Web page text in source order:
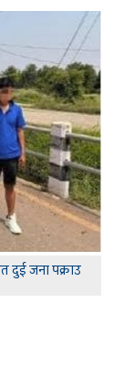
दुई जना पक्राउ